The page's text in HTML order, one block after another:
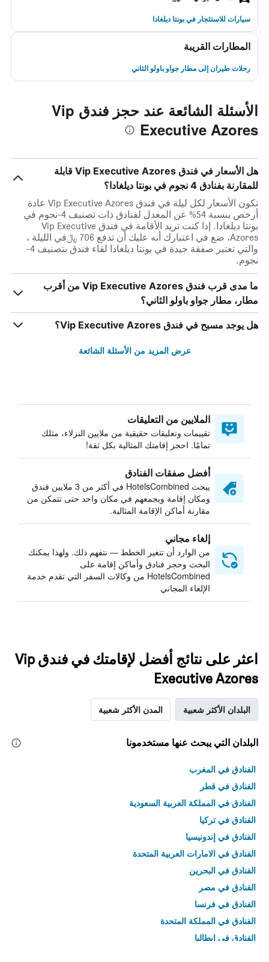
سيارات للاستئجار في بونتا ديلغادا
المطارات القريبة
رحلات طيران إلى مطار جواو باولو الثاني
الأسئلة الشائعة عند حجز فندق Vip
Executive Azores
هل الأسعار في فندق Vip Executive Azores قابلة
للمقارنة بفنادق 4 نجوم في بونتا ديلغادا؟
تكون الأسعار لكل ليلة في فندق Vip Executive Azores عادة
أرخص بنسبة 54% عن المعدل لفنادق ذات تصنيف 4-نجوم في
بونتا ديلغادا. إذا كنت تريد الأقامة في فندق Vip Executive
Azores، ضع في اعتبارك أنه عليك أن تدفع 706 ﷼في الليلة ،
والتي تعتبر صفقة جيدة في بونتا ديلغادا لقاء فندق بتصنيف 4-
نجوم.
ما مدى قرب فندق Vip Executive Azores من أقرب
مطار، مطار جواو باولو الثاني؟
هل يوجد مسبح في فندق Vip Executive Azores؟
عرض المزيد من الأسئلة الشائعة
الملايين من التعليقات
تقييمات وتعليقات حقيقية من ملايين النزلاء، مثلك
تمامًا. احجز إقامتك المثالية بكل ثقة!
أفضل صفقات الفنادق
يبحث HotelsCombined في أكثر من 3 ملايين فندق
ومكان إقامة ويجمعهم في مكان واحد حتى تتمكن من
مقارنة أماكن الإقامة المثالية.
إلغاء مجاني
من الوارد أن تتغير الخطط — نتفهم ذلك. ولهذا يمكنك
البحث وحجز فنادق وأماكن إقامة على
HotelsCombined من وكالات السفر التي تقدم خدمة
الإلغاء المجاني
اعثر على نتائج أفضل لإقامتك في فندق Vip
Executive Azores
البلدان الأكثر شعبية المدن الأكثر شعبية
البلدان التي يبحث عنها مستخدمونا
الفنادق في المغرب
الفنادق في قطر
الفنادق في المملكة العربية السعودية
الفنادق في تركيا
الفنادق في إندونيسيا
الفنادق في الامارات العربية المتحدة
الفنادق في البحرين
الفنادق في مصر
الفنادق في فرنسا
الفنادق في المملكة المتحدة
الفنادق في إيطاليا